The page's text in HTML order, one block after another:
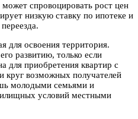
спровоцировать рост цен
низкую ставку по ипотеке и
для освоения территория.
развитию, только если
для приобретения квартир с
круг возможных получателей
молодыми семьями и
условий местными